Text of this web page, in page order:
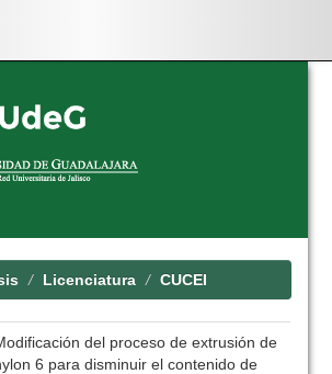
Licenciatura CUCEI
del proceso de extrusión de
6 para disminuir el contenido de